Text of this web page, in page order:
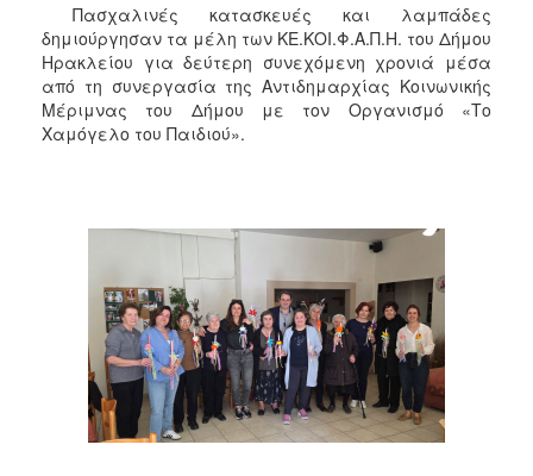
2021
2020
2019
2018
2015
2012
2011
2010
2006
Πασχαλινές κατασκευές και λαμπάδες
δημιούργησαν τα μέλη των ΚΕ.ΚΟΙ.Φ.Α.Π.Η. του Δήμου
Ηρακλείου για δεύτερη συνεχόμενη χρονιά μέσα
από τη συνεργασία της Αντιδημαρχίας Κοινωνικής
Μέριμνας του Δήμου με τον Οργανισμό «Το
Χαμόγελο του Παιδιού».